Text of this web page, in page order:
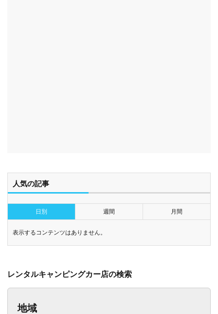
人気の記事
日別 週間 月間
表示するコンテンツはありません。
レンタルキャンピングカー店の検索
地域